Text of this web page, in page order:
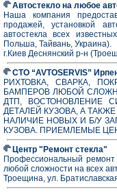
Автостекло на любое
Наша компания
продажей, установкой
автостекла всех
Польша, Тайвань, Украина).
г.Киев Деснянский р-н
СТО “AVTOSERVIS”
РИХТОВКА, СВАРКА,
БАМПЕРОВ ЛЮБОЙ
ДТП, ВОСТОНОВЛЕНИЕ
ДЕТАЛЕЙ КУЗОВА, А
НАЛИЧИЕ НОВЫХ И Б/У
КУЗОВА. ПРИЕМЛЕМЫЕ
Центр "Ремонт стекла"
Профессиональный
любой сложности на всех
Троещина, ул.